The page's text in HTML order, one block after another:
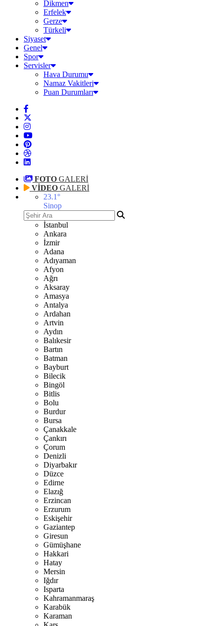
Dikmen
Erfelek
Gerze
Türkeli
Siyaset
Genel
Spor
Servisler
Hava Durumu
Namaz Vakitleri
Puan Durumları
FOTO GALERİ
VİDEO GALERİ
23.1 °
Sinop
İstanbul
Ankara
İzmir
Adana
Adıyaman
Afyon
Ağrı
Aksaray
Amasya
Antalya
Ardahan
Artvin
Aydın
Balıkesir
Bartın
Batman
Bayburt
Bilecik
Bingöl
Bitlis
Bolu
Burdur
Bursa
Çanakkale
Çankırı
Çorum
Denizli
Diyarbakır
Düzce
Edirne
Elazığ
Erzincan
Erzurum
Eskişehir
Gaziantep
Giresun
Gümüşhane
Hakkari
Hatay
Mersin
Iğdır
Isparta
Kahramanmaraş
Karabük
Karaman